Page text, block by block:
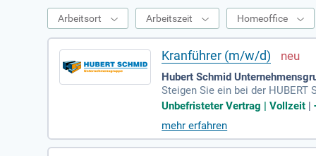
Arbeitsort Arbeitszeit Homeoffice
Kranführer (m/w/d)
Hubert Schmid
Steigen Sie ein bei der HUBERT
chland. Genießen Sie einen
Unbefristeter Vertrag | Vollzeit |
mehr erfahren